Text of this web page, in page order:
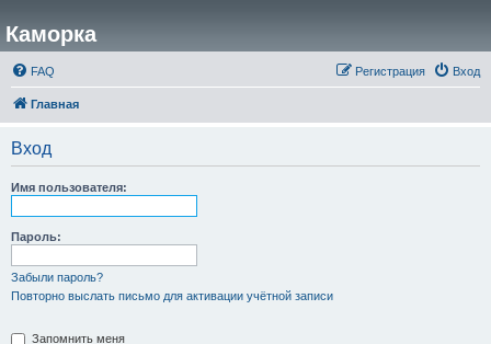
Каморка
FAQ Вход
Регистрация
Главная
Вход
Имя пользователя:
Пароль:
Забыли пароль?
Повторно выслать письмо для активации учётной записи
Запомнить меня